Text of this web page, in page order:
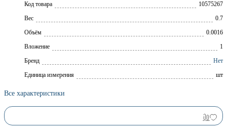
Код товара
10575267
Вес
0.7
Объём
0.0016
Вложение
1
Брeнд
Нет
Единица измерения
шт
Все характеристики